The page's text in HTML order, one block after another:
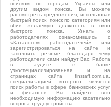
поиском по городам Украины или
другим видом поиска. Вы можете
рассмотреть предложения, использовав
быстрый поиск, поиск по категориям или
вбив желаемую должность в окно
быстрого поиска. Узнать о
работодателях ознакомившись с
«Каталогом работодателей» или
зарегистрироваться на сайте и
заполнить резюме, благодаря чему
работодатели сами найдут Вас. Работа
в аудите в банке
узкоспециализированная и на
страницах сайта finstaff.com.ua,
специализацией которого является
поиск работы в сфере банковских услуг
и финансов, Вы найдете всю
необходимую информацию касательно
вопроса трудоустройства.